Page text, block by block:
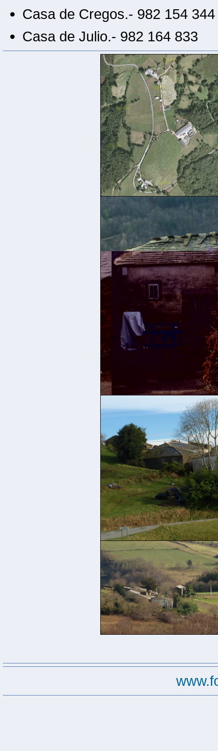
Casa de Cregos.- 982 154 344
Casa de Julio.- 982 164 833